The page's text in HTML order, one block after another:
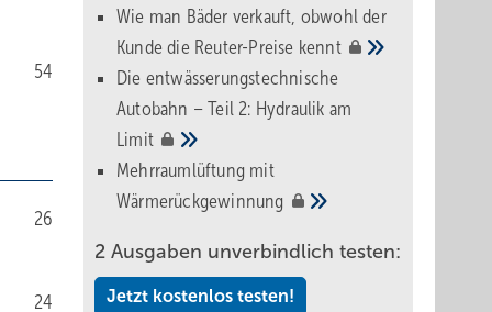
54
26
24
Wie man Bäder verkauft, obwohl der
Kunde die Reuter-Preise kennt
Die entwässerungstechnische
Autobahn – Teil 2: Hydraulik am
Limit
Mehrraumlüftung mit
Wärmerückgewinnung
2 Ausgaben unverbindlich testen:
Jetzt kostenlos testen!